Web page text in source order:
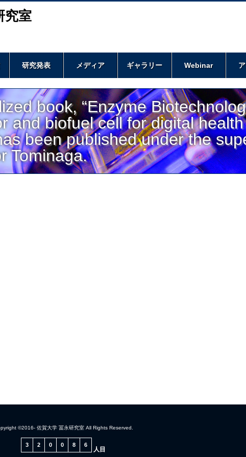
究室
研究発表 メディア ギャラリー Webinar
book, “Enzyme
and biofuel cell for digital
been published under the
Tominaga.
©2016- 佐賀大学 冨永研究室 All Rights Reserved.
3 2 0 0 8 6
人目